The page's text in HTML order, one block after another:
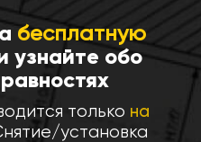
бесплатную
узнайте обо
только на
установка